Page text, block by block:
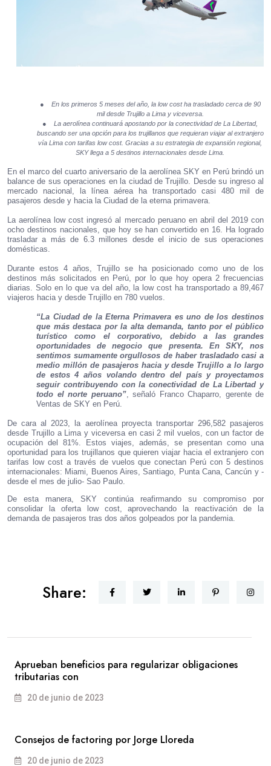
●
En los primeros 5 meses del año, la low cost ha trasladado cerca de 90
mil desde Trujillo a Lima y viceversa.
●
La aerolínea continuará apostando por la conectividad de La Libertad,
buscando ser una opción para los trujillanos que requieran viajar al extranjero
vía Lima con tarifas low cost. Gracias a su estrategia de expansión regional,
SKY llega a 5 destinos internacionales desde Lima.
En el marco del cuarto aniversario de la aerolínea SKY en Perú brindó un
balance de sus operaciones en la ciudad de Trujillo. Desde su ingreso al
mercado nacional, la línea aérea ha transportado casi 480 mil de
pasajeros desde y hacia la Ciudad de la eterna primavera.
La aerolínea low cost ingresó al mercado peruano en abril del 2019 con
ocho destinos nacionales, que hoy se han convertido en 16. Ha logrado
trasladar a más de 6.3 millones desde el inicio de sus operaciones
domésticas.
Durante estos 4 años, Trujillo se ha posicionado como uno de los
destinos más solicitados en Perú, por lo que hoy opera 2 frecuencias
diarias. Solo en lo que va del año, la low cost ha transportado a 89,467
viajeros hacia y desde Trujillo en 780 vuelos.
“La Ciudad de la Eterna Primavera es uno de los destinos
que más destaca por la alta demanda, tanto por el público
turístico como el corporativo, debido a las grandes
oportunidades de negocio que presenta. En SKY, nos
sentimos sumamente orgullosos de haber trasladado casi a
medio millón de pasajeros hacia y desde Trujillo a lo largo
de estos 4 años volando dentro del país y proyectamos
seguir contribuyendo con la conectividad de La Libertad y
todo el norte peruano”, señaló Franco Chaparro, gerente de
Ventas de SKY en Perú.
De cara al 2023, la aerolínea proyecta transportar 296,582 pasajeros
desde Trujillo a Lima y viceversa en casi 2 mil vuelos, con un factor de
ocupación del 81%. Estos viajes, además, se presentan como una
oportunidad para los trujillanos que quieren viajar hacia el extranjero con
tarifas low cost a través de vuelos que conectan Perú con 5 destinos
internacionales: Miami, Buenos Aires, Santiago, Punta Cana, Cancún y -
desde el mes de julio- Sao Paulo.
De esta manera, SKY continúa reafirmando su compromiso por
consolidar la oferta low cost, aprovechando la reactivación de la
demanda de pasajeros tras dos años golpeados por la pandemia.
Share:
Aprueban beneficios para regularizar obligaciones
tributarias con
20 de junio de 2023
Consejos de factoring por Jorge Lloreda
20 de junio de 2023